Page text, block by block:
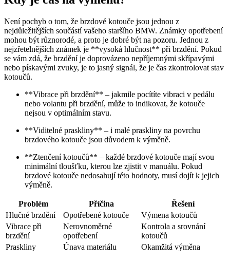
Není pochyb o tom, že brzdové kotouče jsou jednou z
nejdůležitějších součástí vašeho staršího BMW. Známky opotřebení
mohou být různorodé, a proto je dobré být na pozoru. Jednou z
nejzřetelnějších známek je **vysoká hlučnost** při brzdění. Pokud
se vám zdá, že brzdění je doprovázeno nepříjemnými skřípavými
nebo pískavými zvuky, je to jasný signál, že je čas zkontrolovat stav
kotoučů.
**Vibrace při brzdění** – jakmile pocítíte vibraci v pedálu
nebo volantu při brzdění, může to indikovat, že kotouče
nejsou v optimálním stavu.
**Viditelné praskliny** – i malé praskliny na povrchu
brzdového kotouče jsou důvodem k výměně.
**Ztenčení kotoučů** – každé brzdové kotouče mají svou
minimální tloušťku, kterou lze zjistit v manuálu. Pokud
brzdové kotouče nedosahují této hodnoty, musí dojít k jejich
výměně.
Problém Příčina
Řešení
Hlučné brzdění
Opotřebené kotouče
Výmena kotoučů
Vibrace při
brzdění
Nerovnoměrné
opotřebení
Kontrola a srovnání
kotoučů
Praskliny
Únava materiálu Okamžitá výměna